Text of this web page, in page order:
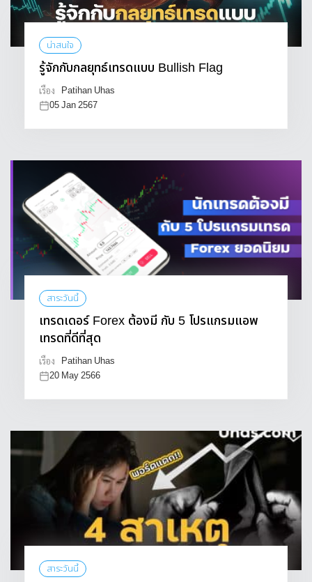
น่าสนใจ
รู้จักกับกลยุทธ์เทรดแบบ Bullish Flag
เรื่อง
Patihan Uhas
05 Jan 2567
สาระวันนี้
เทรดเดอร์ Forex ต้องมี กับ 5 โปรแกรมแอพ
เทรดที่ดีที่สุด
เรื่อง
Patihan Uhas
20 May 2566
สาระวันนี้